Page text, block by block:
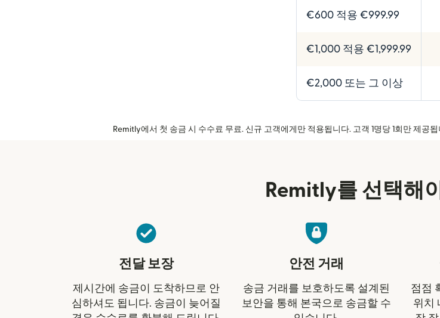
€600 적용 €999.99
€1,000 적용 €1,999.99
€2,000 또는 그 이상
Remitly에서 첫 송금 시 수수료 무료. 신규 고객에게만 적용됩니다. 고객 1명당 1회만 제공
Remitly를 선택해
전달 보장
제시간에 송금이 도착하므로 안
심하셔도 됩니다. 송금이 늦어질
안전 거래
송금 거래를 보호하도록 설계된
보안을 통해 본국으로 송금할 수
점점
위치